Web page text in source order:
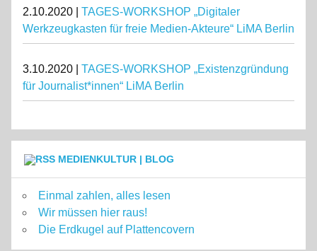
2.10.2020 | TAGES-WORKSHOP „Digitaler
Werkzeugkasten für freie Medien-Akteure“ LiMA Berlin
3.10.2020 | TAGES-WORKSHOP „Existenzgründung
für Journalist*innen“ LiMA Berlin
MEDIENKULTUR | BLOG
Einmal zahlen, alles lesen
Wir müssen hier raus!
Die Erdkugel auf Plattencovern